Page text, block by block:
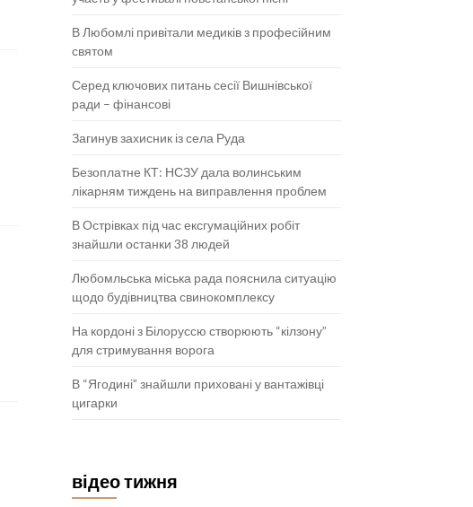
В Любомлі привітали медиків з професійним
святом
Серед ключових питань сесії Вишнівської
ради – фінансові
Загинув захисник із села Руда
Безоплатне КТ: НСЗУ дала волинським
лікарням тиждень на виправлення проблем
В Острівках під час ексгумаційних робіт
знайшли останки 38 людей
Любомльська міська рада пояснила ситуацію
щодо будівництва свинокомплексу
На кордоні з Білоруссю створюють “кілзону”
для стримування ворога
В “Ягодині” знайшли приховані у вантажівці
цигарки
відео тижня